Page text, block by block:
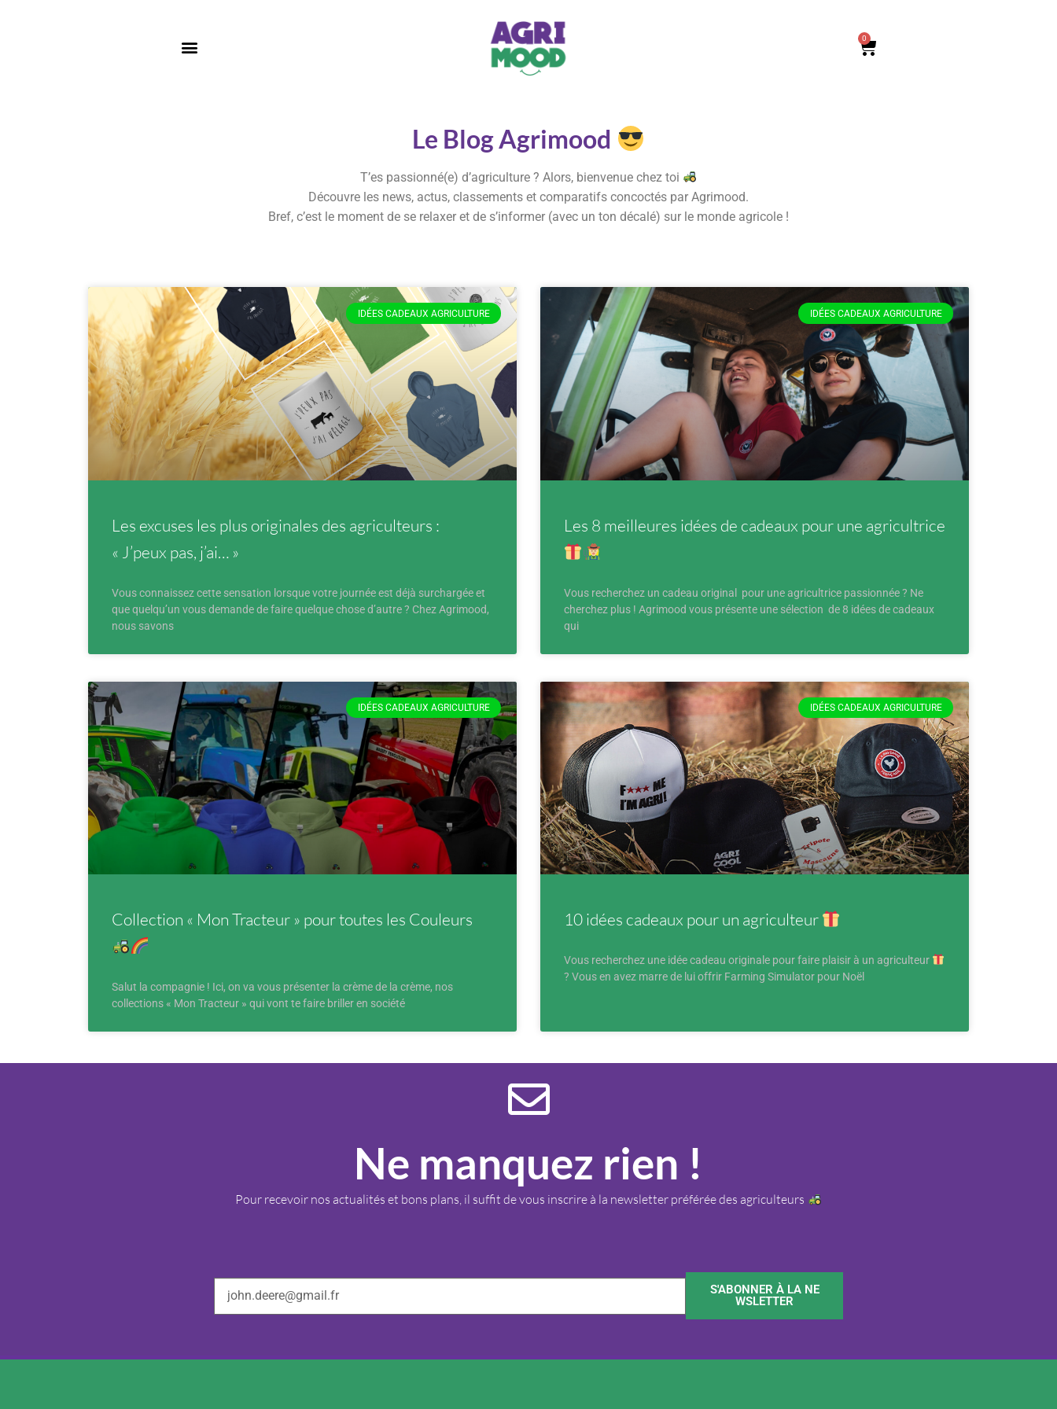
0
Le Blog Agrimood
T’es passionné(e) d’agriculture ? Alors, bienvenue chez toi
Découvre les news, actus, classements et comparatifs concoctés par Agrimood.
Bref, c’est le moment de se relaxer et de s’informer (avec un ton décalé) sur le monde agricole !
IDÉES CADEAUX AGRICULTURE
Les excuses les plus originales des agriculteurs :
« J’peux pas, j’ai… »
Vous connaissez cette sensation lorsque votre journée est déjà surchargée et
que quelqu’un vous demande de faire quelque chose d’autre ? Chez Agrimood,
nous savons
IDÉES CADEAUX AGRICULTURE
Les 8 meilleures idées de cadeaux pour une agricultrice
Vous recherchez un cadeau original pour une agricultrice passionnée ? Ne
cherchez plus ! Agrimood vous présente une sélection de 8 idées de cadeaux
qui
IDÉES CADEAUX AGRICULTURE
Collection « Mon Tracteur » pour toutes les Couleurs
Salut la compagnie ! Ici, on va vous présenter la crème de la crème, nos
collections « Mon Tracteur » qui vont te faire briller en société
IDÉES CADEAUX AGRICULTURE
10 idées cadeaux pour un agriculteur
Vous recherchez une idée cadeau originale pour faire plaisir à un agriculteur
? Vous en avez marre de lui offrir Farming Simulator pour Noël
Ne manquez rien !
Pour recevoir nos actualités et bons plans, il suffit de vous inscrire à la newsletter préférée des agriculteurs
S'ABONNER À LA NE
WSLETTER